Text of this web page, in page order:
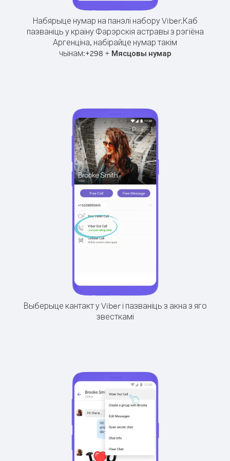
Набярыце нумар на панэлі набору Viber.Каб
пазваніць у краіну Фарэрскія астравы з рэгіёна
Аргенціна, набірайце нумар такім
чынам:+298 + Мясцовы нумар
Выберыце кантакт у Viber і пазваніць з акна з яго
звесткамі